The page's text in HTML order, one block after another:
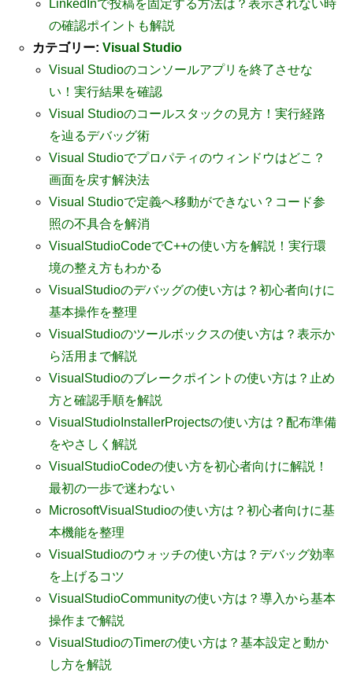
LinkedInで投稿を固定する方法は？表示されない時
の確認ポイントも解説
カテゴリー: Visual Studio
Visual Studioのコンソールアプリを終了させな
い！実行結果を確認
Visual Studioのコールスタックの見方！実行経路
を辿るデバッグ術
Visual Studioでプロパティのウィンドウはどこ？
画面を戻す解決法
Visual Studioで定義へ移動ができない？コード参
照の不具合を解消
VisualStudioCodeでC++の使い方を解説！実行環
境の整え方もわかる
VisualStudioのデバッグの使い方は？初心者向けに
基本操作を整理
VisualStudioのツールボックスの使い方は？表示か
ら活用まで解説
VisualStudioのブレークポイントの使い方は？止め
方と確認手順を解説
VisualStudioInstallerProjectsの使い方は？配布準備
をやさしく解説
VisualStudioCodeの使い方を初心者向けに解説！
最初の一歩で迷わない
MicrosoftVisualStudioの使い方は？初心者向けに基
本機能を整理
VisualStudioのウォッチの使い方は？デバッグ効率
を上げるコツ
VisualStudioCommunityの使い方は？導入から基本
操作まで解説
VisualStudioのTimerの使い方は？基本設定と動か
し方を解説